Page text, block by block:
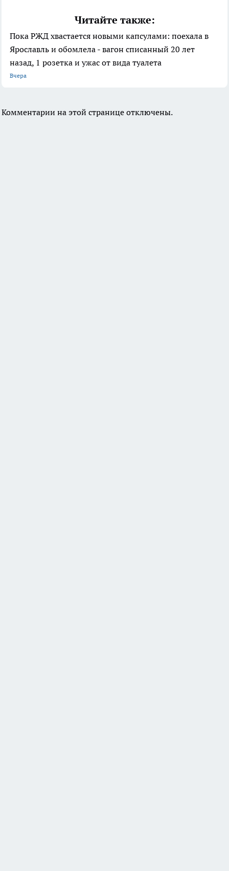
Читайте также:
Пока РЖД хвастается новыми капсулами: поехала в
Ярославль и обомлела - вагон списанный 20 лет
назад, 1 розетка и ужас от вида туалета
Вчера
Комментарии на этой странице отключены.